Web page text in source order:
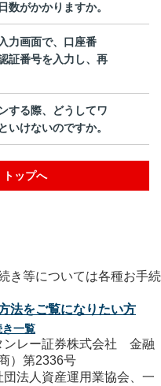
数がかかりますか。
力画面で、口座番
証番号を入力し、再
する際、どうしてワ
いけないのですか。
トップへ
法をご覧になりたい方
一覧
ンレー証券株式会社 金融
）第2336号
法人資産運用業協会、一